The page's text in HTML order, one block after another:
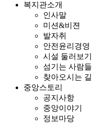
복지관소개
인사말
미션&비젼
발자취
안전윤리경영
시설 둘러보기
섬기는 사람들
찾아오시는 길
중앙스토리
공지사항
중앙이야기
정보마당